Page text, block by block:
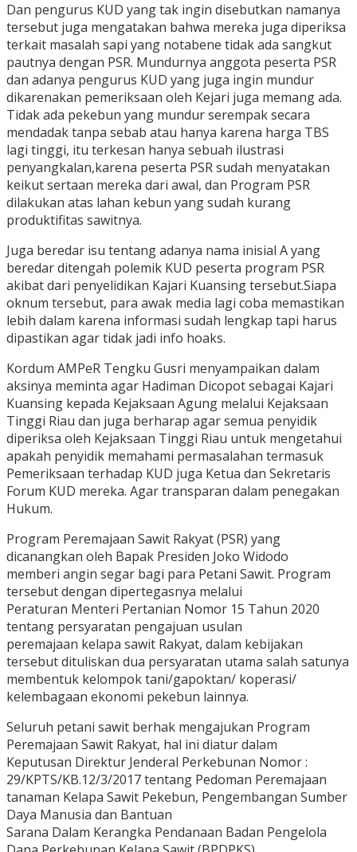
Dan pengurus KUD yang tak ingin disebutkan namanya
tersebut juga mengatakan bahwa mereka juga diperiksa
terkait masalah sapi yang notabene tidak ada sangkut
pautnya dengan PSR. Mundurnya anggota peserta PSR
dan adanya pengurus KUD yang juga ingin mundur
dikarenakan pemeriksaan oleh Kejari juga memang ada.
Tidak ada pekebun yang mundur serempak secara
mendadak tanpa sebab atau hanya karena harga TBS
lagi tinggi, itu terkesan hanya sebuah ilustrasi
penyangkalan,karena peserta PSR sudah menyatakan
keikut sertaan mereka dari awal, dan Program PSR
dilakukan atas lahan kebun yang sudah kurang
produktifitas sawitnya.
Juga beredar isu tentang adanya nama inisial A yang
beredar ditengah polemik KUD peserta program PSR
akibat dari penyelidikan Kajari Kuansing tersebut.Siapa
oknum tersebut, para awak media lagi coba memastikan
lebih dalam karena informasi sudah lengkap tapi harus
dipastikan agar tidak jadi info hoaks.
Kordum AMPeR Tengku Gusri menyampaikan dalam
aksinya meminta agar Hadiman Dicopot sebagai Kajari
Kuansing kepada Kejaksaan Agung melalui Kejaksaan
Tinggi Riau dan juga berharap agar semua penyidik
diperiksa oleh Kejaksaan Tinggi Riau untuk mengetahui
apakah penyidik memahami permasalahan termasuk
Pemeriksaan terhadap KUD juga Ketua dan Sekretaris
Forum KUD mereka. Agar transparan dalam penegakan
Hukum.
Program Peremajaan Sawit Rakyat (PSR) yang
dicanangkan oleh Bapak Presiden Joko Widodo
memberi angin segar bagi para Petani Sawit. Program
tersebut dengan dipertegasnya melalui
Peraturan Menteri Pertanian Nomor 15 Tahun 2020
tentang persyaratan pengajuan usulan
peremajaan kelapa sawit Rakyat, dalam kebijakan
tersebut dituliskan dua persyaratan utama salah satunya
membentuk kelompok tani/gapoktan/ koperasi/
kelembagaan ekonomi pekebun lainnya.
Seluruh petani sawit berhak mengajukan Program
Peremajaan Sawit Rakyat, hal ini diatur dalam
Keputusan Direktur Jenderal Perkebunan Nomor :
29/KPTS/KB.12/3/2017 tentang Pedoman Peremajaan
tanaman Kelapa Sawit Pekebun, Pengembangan Sumber
Daya Manusia dan Bantuan
Sarana Dalam Kerangka Pendanaan Badan Pengelola